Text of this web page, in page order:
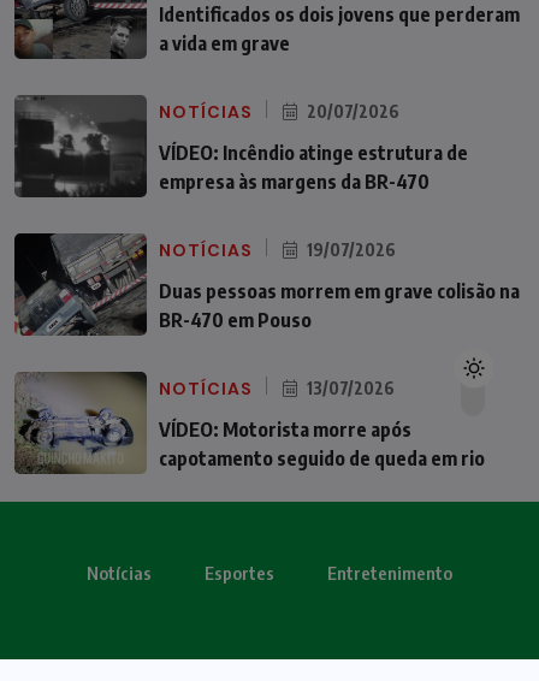
Identificados os dois jovens que perderam
a vida em grave
NOTÍCIAS 20/07/2026
VÍDEO: Incêndio atinge estrutura de
empresa às margens da BR-470
NOTÍCIAS 19/07/2026
Duas pessoas morrem em grave colisão na
BR-470 em Pouso
NOTÍCIAS 13/07/2026
VÍDEO: Motorista morre após
capotamento seguido de queda em rio
Notícias Esportes Entretenimento